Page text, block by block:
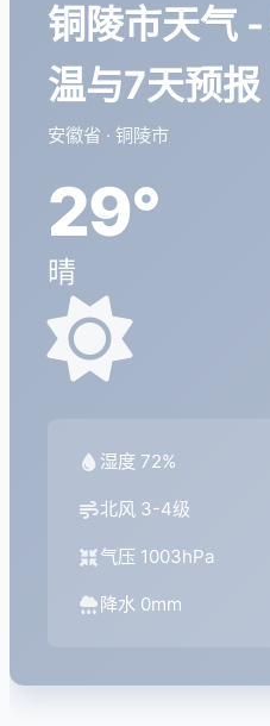
铜陵市天气
温与7天预报
安徽省 · 铜陵市
29°
晴
湿度 72%
北风 3-4级
气压 1003hPa
降水 0mm